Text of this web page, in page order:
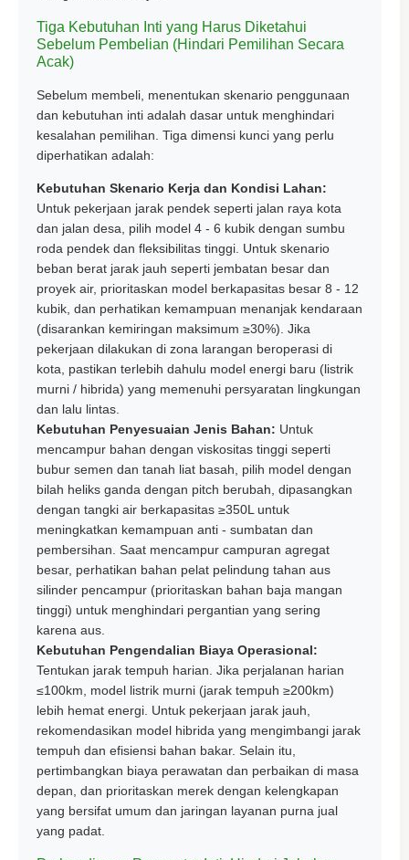
Tiga Kebutuhan Inti yang Harus Diketahui
Sebelum Pembelian (Hindari Pemilihan Secara
Acak)
Sebelum membeli, menentukan skenario penggunaan
dan kebutuhan inti adalah dasar untuk menghindari
kesalahan pemilihan. Tiga dimensi kunci yang perlu
diperhatikan adalah:
Kebutuhan Skenario Kerja dan Kondisi Lahan:
Untuk pekerjaan jarak pendek seperti jalan raya kota
dan jalan desa, pilih model 4 - 6 kubik dengan sumbu
roda pendek dan fleksibilitas tinggi. Untuk skenario
beban berat jarak jauh seperti jembatan besar dan
proyek air, prioritaskan model berkapasitas besar 8 - 12
kubik, dan perhatikan kemampuan menanjak kendaraan
(disarankan kemiringan maksimum ≥30%). Jika
pekerjaan dilakukan di zona larangan beroperasi di
kota, pastikan terlebih dahulu model energi baru (listrik
murni / hibrida) yang memenuhi persyaratan lingkungan
dan lalu lintas.
Kebutuhan Penyesuaian Jenis Bahan: Untuk
mencampur bahan dengan viskositas tinggi seperti
bubur semen dan tanah liat basah, pilih model dengan
bilah heliks ganda dengan pitch berubah, dipasangkan
dengan tangki air berkapasitas ≥350L untuk
meningkatkan kemampuan anti - sumbatan dan
pembersihan. Saat mencampur campuran agregat
besar, perhatikan bahan pelat pelindung tahan aus
silinder pencampur (prioritaskan bahan baja mangan
tinggi) untuk menghindari pergantian yang sering
karena aus.
Kebutuhan Pengendalian Biaya Operasional:
Tentukan jarak tempuh harian. Jika perjalanan harian
≤100km, model listrik murni (jarak tempuh ≥200km)
lebih hemat energi. Untuk pekerjaan jarak jauh,
rekomendasikan model hibrida yang mengimbangi jarak
tempuh dan efisiensi bahan bakar. Selain itu,
pertimbangkan biaya perawatan dan perbaikan di masa
depan, dan prioritaskan merek dengan kelengkapan
yang bersifat umum dan jaringan layanan purna jual
yang padat.